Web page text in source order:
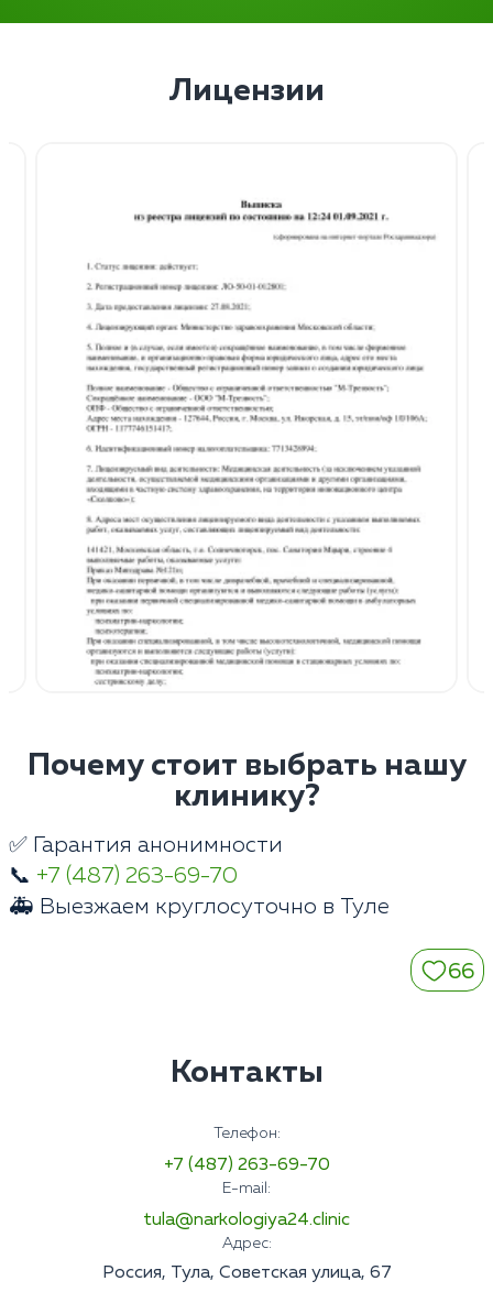
Лицензии
Почему стоит выбрать нашу
клинику?
✅ Гарантия анонимности
📞 +7 (487) 263-69-70
🚑 Выезжаем круглосуточно в Туле
66
Контакты
Телефон:
+7 (487) 263-69-70
E-mail:
tula@narkologiya24.clinic
Адрес:
Россия, Тула, Советская улица, 67